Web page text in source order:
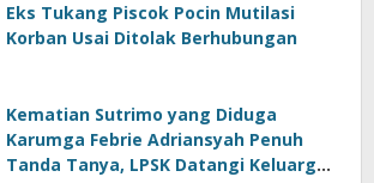
Eks Tukang Piscok Pocin Mutilasi
Korban Usai Ditolak Berhubungan
Kematian Sutrimo yang Diduga
Karumga Febrie Adriansyah Penuh
Tanda Tanya, LPSK Datangi Keluarga